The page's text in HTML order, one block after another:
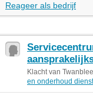
Reageer als bedrijf
Klacht van
en onderhoud